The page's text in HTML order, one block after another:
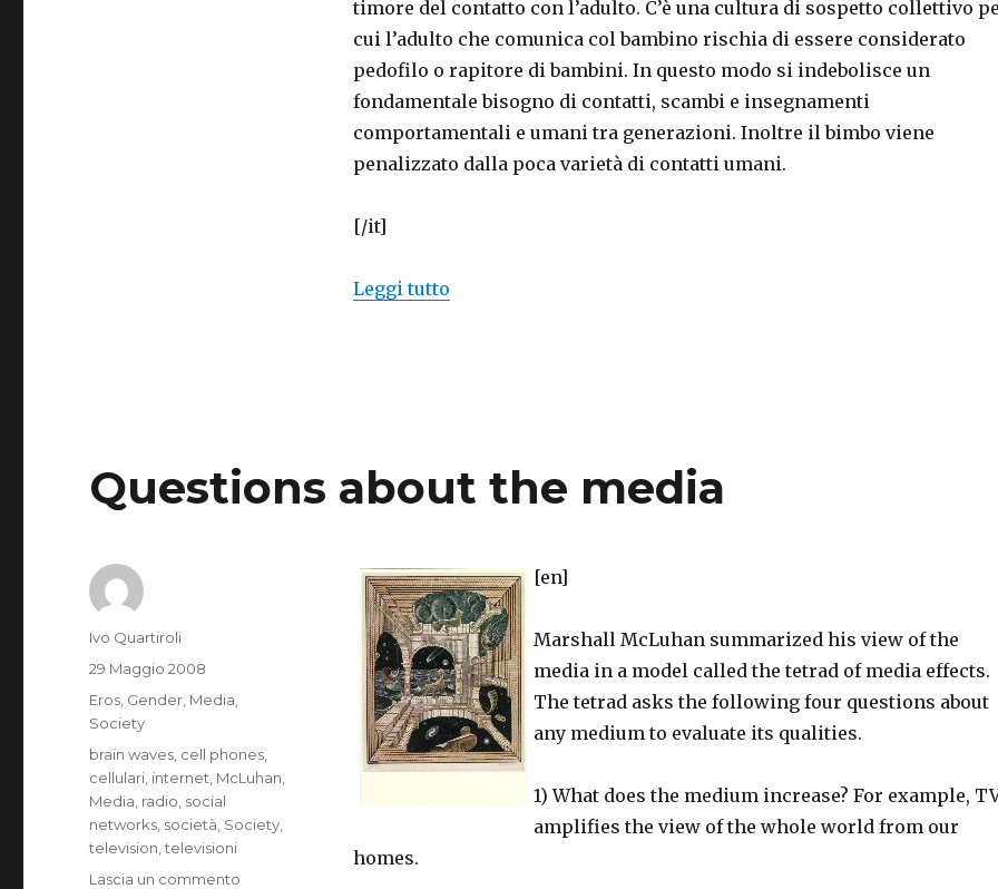
timore del contatto con l’adulto. C’è una cultura di sospetto collettivo
cui l’adulto che comunica col bambino rischia di essere considerato
pedofilo o rapitore di bambini. In questo modo si indebolisce un
fondamentale bisogno di contatti, scambi e insegnamenti
comportamentali e umani tra generazioni. Inoltre il bimbo viene
penalizzato dalla poca varietà di contatti umani.
[/it]
Leggi tutto“Children’s safety and mobile phones”
Questions about the media
[en]
Marshall McLuhan summarized his view of the
media in a model called the tetrad of media effects.
The tetrad asks the following four questions about
any medium to evaluate its qualities.
1) What does the medium increase? For example,
amplifies the view of the whole world from our
homes.
Autore
Ivo Quartiroli
Pubblicato
29 Maggio 2008
Categorie
Eros Gender Media
Society
Tag
brain waves cell phones
cellulari internet McLuhan
Media radio social
networks società Society
television ,televisioni
Lascia un commento